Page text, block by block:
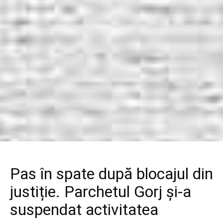
Pas în spate după blocajul din
justiție. Parchetul Gorj și-a
suspendat activitatea